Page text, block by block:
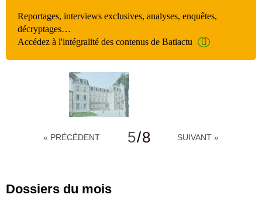
Reportages, interviews exclusives, analyses, enquêtes,
décryptages…
Accédez à l'intégralité des contenus de Batiactu
« PRÉCÉDENT 5/8 SUIVANT »
Dossiers du mois